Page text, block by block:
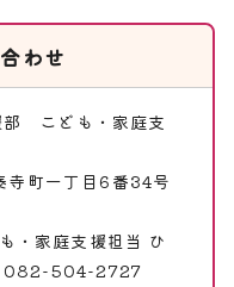
わせ
部 こども・家庭支
町一丁目6番34号
家庭支援担当 ひ
082-504-2727